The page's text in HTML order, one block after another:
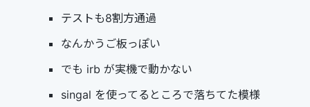
テストも8割方通過
なんかうご板っぽい
でも irb が実機で動かない
singal を使ってるところで落ちてた模様